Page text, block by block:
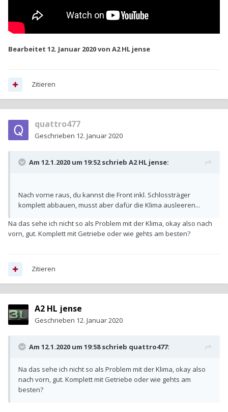
Bearbeitet 12. Januar 2020von A2 HL jense
Zitieren
quattro477
Geschrieben 12. Januar 2020
Am 12.1.2020 um 19:52 schrieb A2 HL jense:
Nach vorne raus, du kannst die Front inkl. Schlossträger
komplett abbauen, musst aber dafür die Klima ausleeren...
Na das sehe ich nicht so als Problem mit der Klima, okay also nach
vorn, gut. Komplett mit Getriebe oder wie gehts am besten?
Zitieren
A2 HL jense
Geschrieben 12. Januar 2020
Am 12.1.2020 um 19:58 schrieb quattro477:
Na das sehe ich nicht so als Problem mit der Klima, okay also
nach vorn, gut. Komplett mit Getriebe oder wie gehts am
besten?